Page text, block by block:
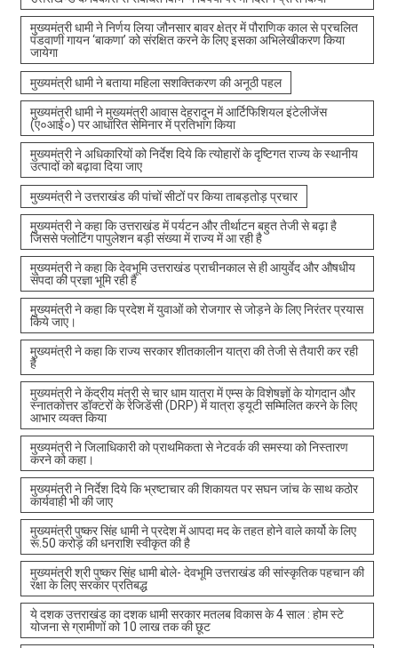
मुख्यमंत्री धामी ने निर्णय लिया जौनसार बावर क्षेत्र में पौराणिक काल से प्रचलित
पंडवाणी गायन ‘बाकणा’ को संरक्षित करने के लिए इसका अभिलेखीकरण किया
जायेगा
मुख्यमंत्री धामी ने बताया महिला सशक्तिकरण की अनूठी पहल
मुख्यमंत्री धामी ने मुख्यमंत्री आवास देहरादून में आर्टिफिशियल इंटेलीजेंस
(ए०आई०) पर आधारित सेमिनार में प्रतिभाग किया
मुख्यमंत्री ने अधिकारियों को निर्देश दिये कि त्योहारों के दृष्टिगत राज्य के स्थानीय
उत्पादों को बढ़ावा दिया जाए
मुख्यमंत्री ने उत्तराखंड की पांचों सीटों पर किया ताबड़तोड़ प्रचार
मुख्यमंत्री ने कहा कि उत्तराखंड में पर्यटन और तीर्थाटन बहुत तेजी से बढ़ा है
जिससे फ्लोटिंग पापुलेशन बड़ी संख्या में राज्य में आ रही है
मुख्यमंत्री ने कहा कि देवभूमि उत्तराखंड प्राचीनकाल से ही आयुर्वेद और औषधीय
संपदा की प्रज्ञा भूमि रही है
मुख्यमंत्री ने कहा कि प्रदेश में युवाओं को रोजगार से जोड़ने के लिए निरंतर प्रयास
किये जाए।
मुख्यमंत्री ने कहा कि राज्य सरकार शीतकालीन यात्रा की तेजी से तैयारी कर रही
है
मुख्यमंत्री ने केंद्रीय मंत्री से चार धाम यात्रा में एम्स के विशेषज्ञों के योगदान और
स्नातकोत्तर डॉक्टरों के रेजिडेंसी (DRP) में यात्रा ड्यूटी सम्मिलित करने के लिए
आभार व्यक्त किया
मुख्यमंत्री ने जिलाधिकारी को प्राथमिकता से नेटवर्क की समस्या को निस्तारण
करने को कहा।
मुख्यमंत्री ने निर्देश दिये कि भ्रष्टाचार की शिकायत पर सघन जांच के साथ कठोर
कार्यवाही भी की जाए
मुख्यमंत्री पुष्कर सिंह धामी ने प्रदेश में आपदा मद के तहत होने वाले कार्यो के लिए
रू.50 करोड़ की धनराशि स्वीकृत की है
मुख्यमंत्री श्री पुष्कर सिंह धामी बोले- देवभूमि उत्तराखंड की सांस्कृतिक पहचान की
रक्षा के लिए सरकार प्रतिबद्ध
ये दशक उत्तराखंड का दशक धामी सरकार मतलब विकास के 4 साल : होम स्टे
योजना से ग्रामीणों को 10 लाख तक की छूट